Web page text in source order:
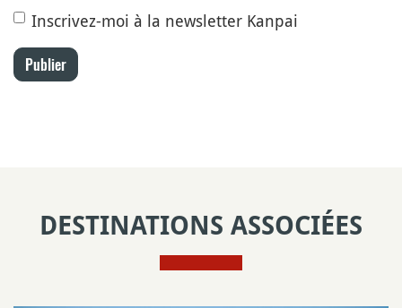
Inscrivez-moi à la newsletter Kanpai
Publier
DESTINATIONS ASSOCIÉES